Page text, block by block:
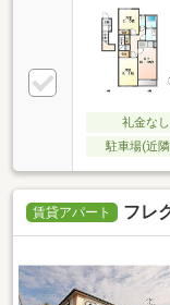
礼金なし
駐車場(近
賃貸アパート フレ